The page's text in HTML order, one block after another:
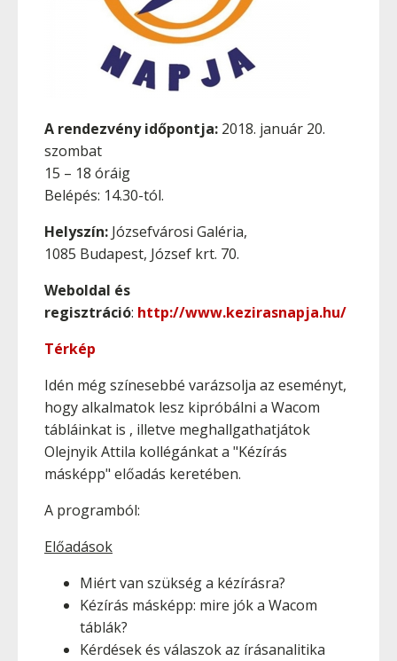
A rendezvény időpontja: 2018. január 20.
szombat
15 – 18 óráig
Belépés: 14.30-tól.
Helyszín: Józsefvárosi Galéria,
1085 Budapest, József krt. 70.
Weboldal és
regisztráció: http://www.kezirasnapja.hu/
Térkép
Idén még színesebbé varázsolja az eseményt,
hogy alkalmatok lesz kipróbálni a Wacom
tábláinkat is , illetve meghallgathatjátok
Olejnyik Attila kollégánkat a "Kézírás
másképp" előadás keretében.
A programból:
Előadások
Miért van szükség a kézírásra?
Kézírás másképp: mire jók a Wacom
táblák?
Kérdések és válaszok az írásanalitika